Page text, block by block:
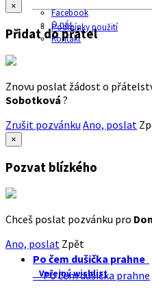
Facebook
O nás
Podmínky použití
Kontakt
×
Přidat do přátel
Znovu poslat žádost o
Sobotková ?
Zrušit pozvánku Ano, poslat
×
Pozvat blízkého
Chceš poslat pozvánku pro
Ano, poslat Zpět
Po čem dušička prahne
Veřejný wishlist
Po čem dušička prahne